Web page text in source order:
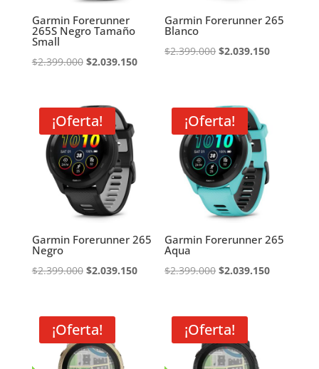
Garmin Forerunner
265S Negro Tamaño
Small
$2.399.000 El
era:
$2.399.000.
$2.039.150El
$2.039.150.
Garmin Forerunner 265
Blanco
$2.399.000 El
era:
$2.399.000.
$2.039.150El
¡Oferta!
Garmin Forerunner 265
Negro
$2.399.000 El
era:
$2.399.000.
$2.039.150El
$2.039.150.
¡Oferta!
Garmin Forerunner 265
Aqua
$2.399.000 El
era:
$2.399.000.
$2.039.150El
¡Oferta! ¡Oferta!